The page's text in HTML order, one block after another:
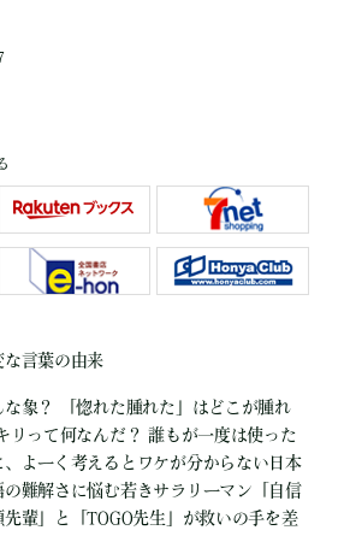
な言葉の由来
な象？ 「惚れた腫れた」はどこが腫れ
リって何なんだ？ 誰もが一度は使った
、よーく考えるとワケが分からない日本
難解さに悩む若きサラリーマン「自信
輩」と「TOGO先生」が救いの手を差